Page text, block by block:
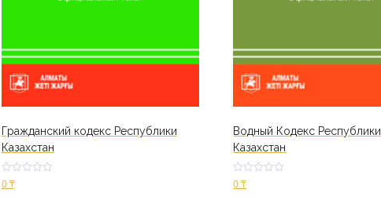
Гражданский кодекс Республики
Казахстан
Оценка
2.88
0₸
Водный Кодекс Республики
Казахстан
Оценк
а
0₸